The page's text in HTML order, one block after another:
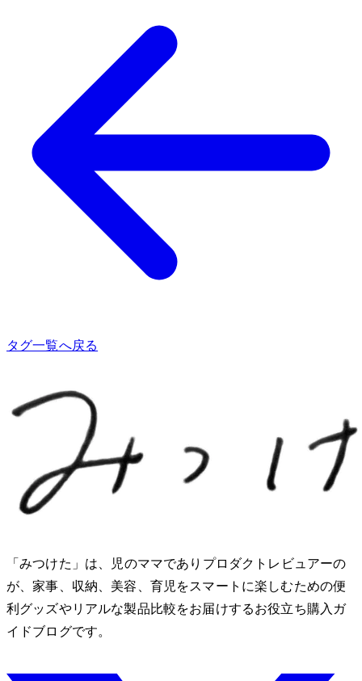
タグ一覧へ戻る
「みつけた」は、2児のママでありプロダクトレビュアーのMio
が、家事、収納、美容、育児をスマートに楽しむための便
利グッズやリアルな製品比較をお届けするお役立ち購入ガ
イドブログです。